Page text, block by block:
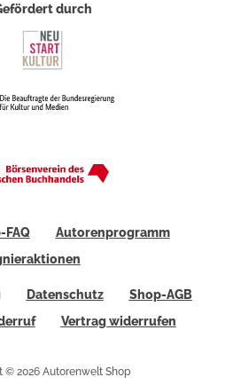
durch
FAQ
Autorenprogramm
Datenschutz
Shop-AGB
Vertrag widerrufen
© 2026 Autorenwelt Shop